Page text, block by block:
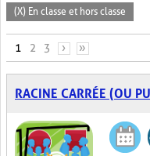
(X) En classe et hors classe
PAGES
1 2 3 › »
RACINE CARRÉE (OU